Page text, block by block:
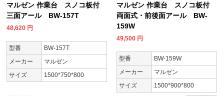
マルゼン 作業台 スノコ板付
三面アール BW-157T
48,620 円
型番
BW-157T
メーカー
マルゼン
サイズ
1500*750*800
マルゼン 作業台 スノコ板付
両面式・前後面アール BW-
159W
49,500 円
型番
BW-159W
メーカー
マルゼン
サイズ
1500*900*800